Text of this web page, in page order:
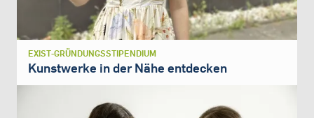
EXIST-GRÜNDUNGSSTIPENDIUM
Kunstwerke in der Nähe entdecken